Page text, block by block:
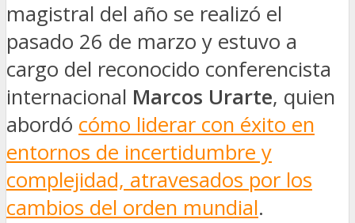
magistral del año se realizó el
pasado 26 de marzo y estuvo a
cargo del reconocido conferencista
internacional Marcos Urarte, quien
abordó cómo liderar con éxito en
entornos de incertidumbre y
complejidad, atravesados por los
cambios del orden mundial.